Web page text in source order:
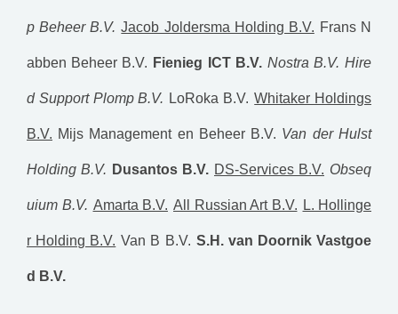
p Beheer B.V. Jacob Joldersma Holding B.V. Frans N
abben Beheer B.V. Fienieg ICT B.V. Nostra B.V. Hire
d Support Plomp B.V. LoRoka B.V. Whitaker Holdings
B.V. Mijs Management en Beheer B.V. Van der Hulst
Holding B.V. Dusantos B.V. DS-Services B.V. Obseq
uium B.V. Amarta B.V. All Russian Art B.V. L. Hollinge
r Holding B.V. Van B B.V. S.H. van Doornik Vastgoe
d B.V.